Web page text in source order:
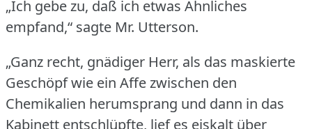
„Ich gebe zu, daß ich etwas Ähnliches
empfand,“ sagte Mr. Utterson.
„Ganz recht, gnädiger Herr, als das maskierte
Geschöpf wie ein Affe zwischen den
Chemikalien herumsprang und dann in das
Kabinett entschlüpfte, lief es eiskalt über